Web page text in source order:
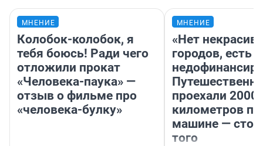
МНЕНИЕ
Колобок-колобок, я
тебя боюсь! Ради чего
отложили прокат
«Человека-паука» —
отзыв о фильме про
«человека-булку»
МНЕНИЕ
«Нет
городов, есть
проехали 2000
километров по
машине —
того